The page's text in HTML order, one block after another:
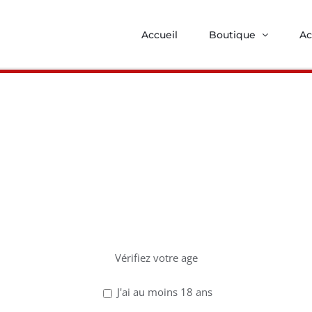
Accueil Boutique
Vérifiez votre age
J'ai au moins 18 ans